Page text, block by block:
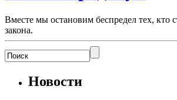
Вместе мы остановим беспредел тех, кто
закона.
Новости